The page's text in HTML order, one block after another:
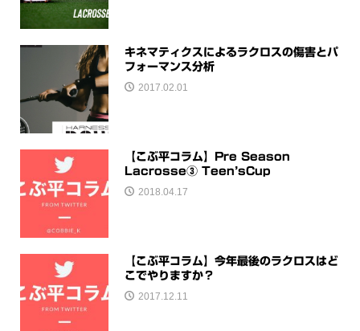
キネマティクスによるラクロスの傷害とパ
フォーマンス分析
2017.02.01
【こぶ平コラム】Pre Season
Lacrosse③ Teen’sCup
2018.04.17
【こぶ平コラム】今年最後のラクロスはど
こでやりますか？
2017.12.11